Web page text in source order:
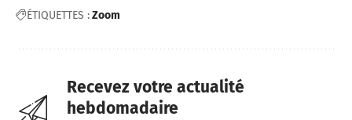
ÉTIQUETTES :Zoom
Recevez votre actualité
hebdomadaire